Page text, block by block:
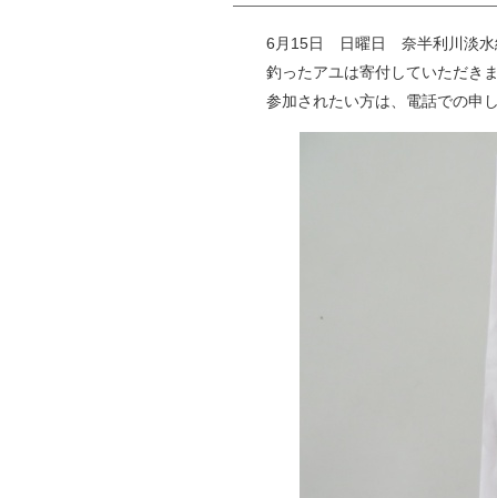
6月15日 日曜日 奈半利川淡水
釣ったアユは寄付していただき
参加されたい方は、電話での申